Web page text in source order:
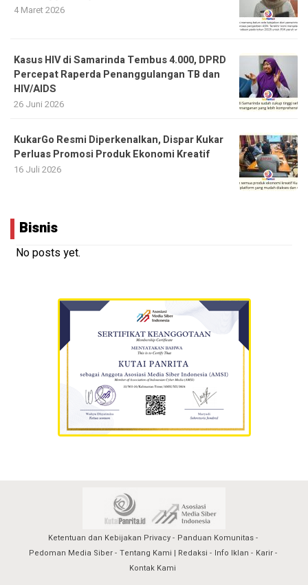
4 Maret 2026
Kasus HIV di Samarinda Tembus 4.000, DPRD
Percepat Raperda Penanggulangan TB dan
HIV/AIDS
26 Juni 2026
KukarGo Resmi Diperkenalkan, Dispar Kukar
Perluas Promosi Produk Ekonomi Kreatif
16 Juli 2026
Bisnis
No posts yet.
Ketentuan dan Kebijakan Privacy
Panduan Komunitas
Pedoman Media Siber
Tentang Kami | Redaksi Info Iklan
Karir
Kontak Kami